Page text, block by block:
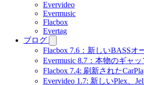
Evervideo
Evermusic
Flacbox
Evertag
ブログ
Flacbox 7.6：新しいBASS
Evermusic 8.7：本物のギャ
Flacbox 7.4: 刷新された
Evervideo 1.7: 新しいPlex、